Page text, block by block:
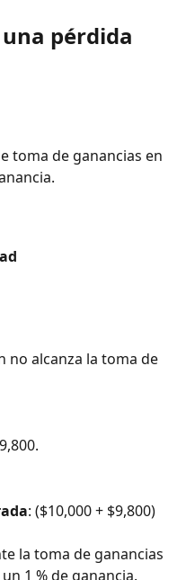
pérdida
toma de ganancias en
no alcanza la toma de
: ($10,000 + $9,800)
la toma de ganancias
1 % de ganancia.